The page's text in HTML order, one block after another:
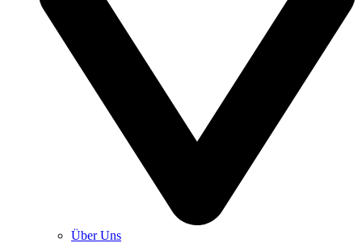
Über Uns